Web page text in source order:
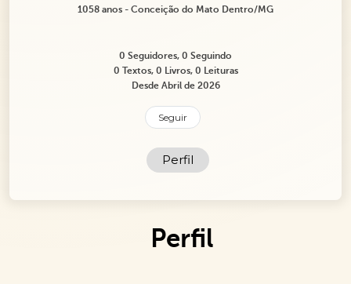
1058 anos - Conceição do Mato Dentro/MG
0 Seguidores, 0 Seguindo
0 Textos, 0 Livros, 0 Leituras
Desde Abril de 2026
Seguir
Perfil
Perfil